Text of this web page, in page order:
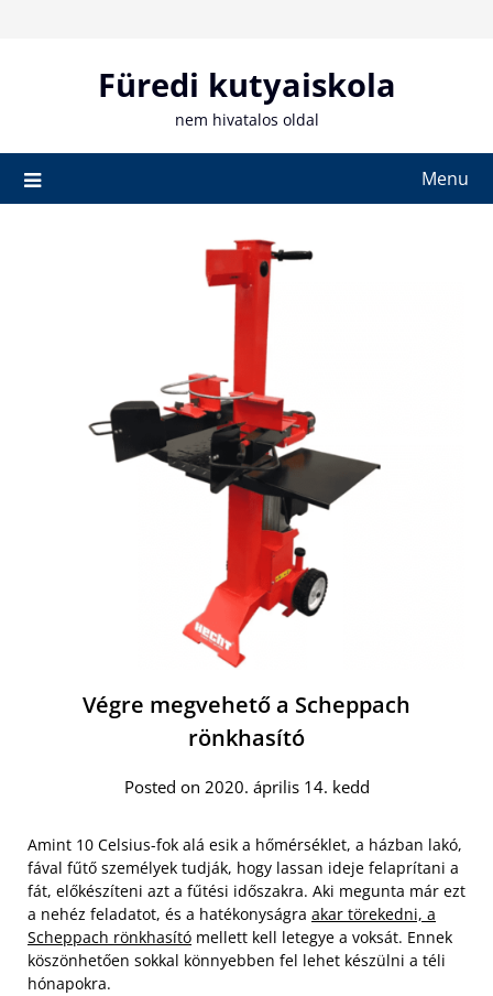
Füredi kutyaiskola
nem hivatalos oldal
Menu
Végre megvehető a Scheppach
rönkhasító
Posted on 2020. április 14. kedd
Amint 10 Celsius-fok alá esik a hőmérséklet, a házban lakó,
fával fűtő személyek tudják, hogy lassan ideje felaprítani a
fát, előkészíteni azt a fűtési időszakra. Aki megunta már ezt
a nehéz feladatot, és a hatékonyságra akar törekedni, a
Scheppach rönkhasító mellett kell letegye a voksát. Ennek
köszönhetően sokkal könnyebben fel lehet készülni a téli
hónapokra.